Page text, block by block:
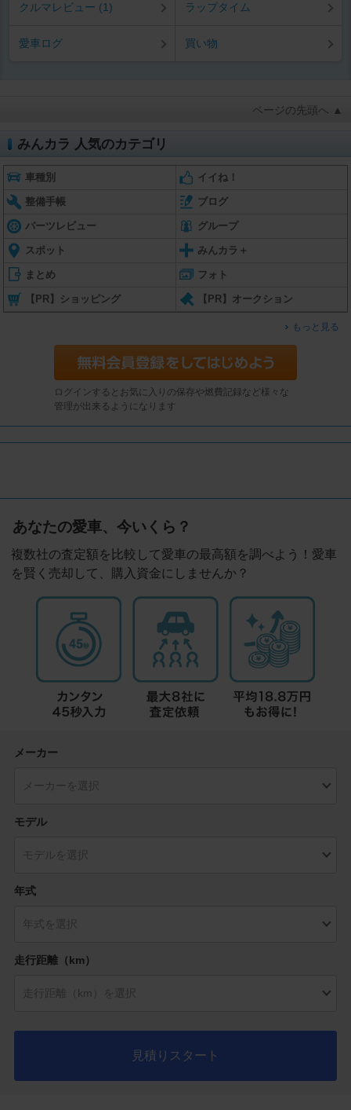
クルマレビュー (1) ラップタイム
愛車ログ 買い物
ページの先頭へ ▲
みんカラ 人気のカテゴリ
車種別 イイね！
整備手帳 ブログ
パーツレビュー グループ
スポット みんカラ＋
まとめ フォト
【PR】ショッピング 【PR】オークション
もっと見る
ログインするとお気に入りの保存や燃費記録など様々な
管理が出来るようになります
あなたの愛車、今いくら？
複数社の査定額を比較して愛車の最高額を調べよう！愛車
を賢く売却して、購入資金にしませんか？
メーカー
モデル
年式
走行距離（km）
見積りスタート